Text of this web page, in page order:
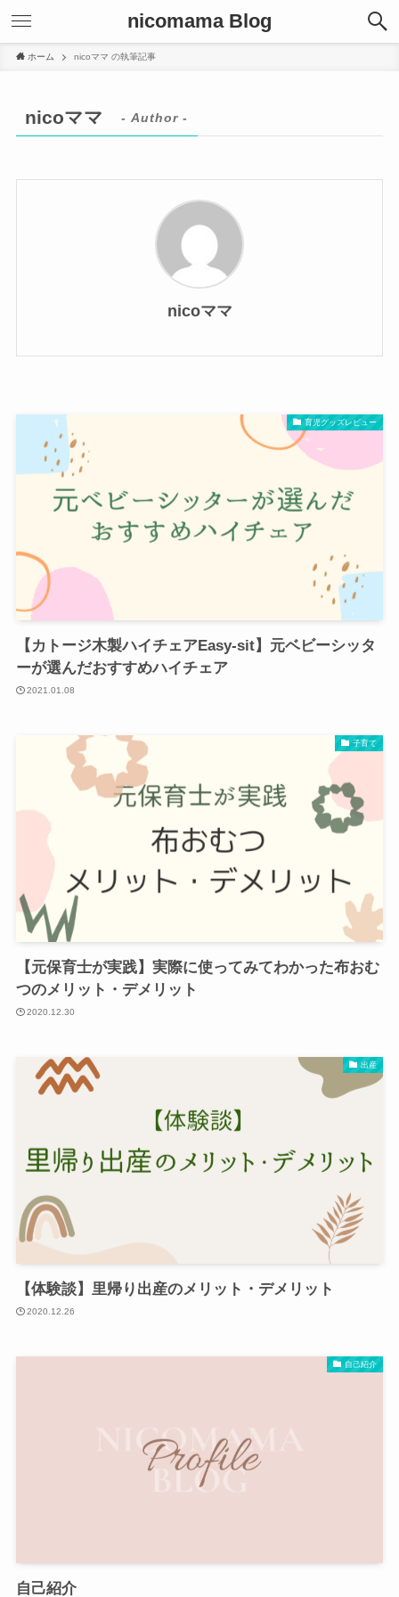
nicomama Blog
ホーム nicoママ の執筆記事
nicoママ - Author -
nicoママ
育児グッズレビュー
【カトージ木製ハイチェアEasy-sit】元ベビーシッタ
ーが選んだおすすめハイチェア
2021.01.08
子育て
【元保育士が実践】実際に使ってみてわかった布おむ
つのメリット・デメリット
2020.12.30
出産
【体験談】里帰り出産のメリット・デメリット
2020.12.26
自己紹介
自己紹介